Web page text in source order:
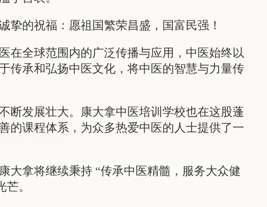
的祝福：愿祖国繁荣昌盛，国富民强！
在全球范围内的广泛传播与应用，中医始终以
传承和弘扬中医文化，将中医的智慧与力量传
断发展壮大。康大拿中医培训学校也在这股蓬
的课程体系，为众多热爱中医的人士提供了一
大拿将继续秉持 “传承中医精髓，服务大众健
。